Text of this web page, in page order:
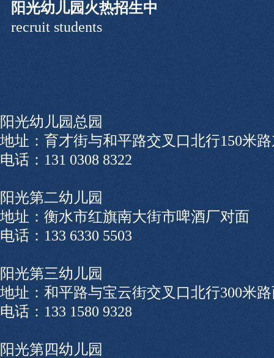
阳光幼儿园火热招生中
recruit students
阳光幼儿园总园
地址：育才街与和平路交叉口北行150米
电话：131 0308 8322
阳光第二幼儿园
地址：衡水市红旗南大街市啤酒厂对面
电话：133 6330 5503
阳光第三幼儿园
地址：和平路与宝云街交叉口北行300米
电话：133 1580 9328
阳光第四幼儿园